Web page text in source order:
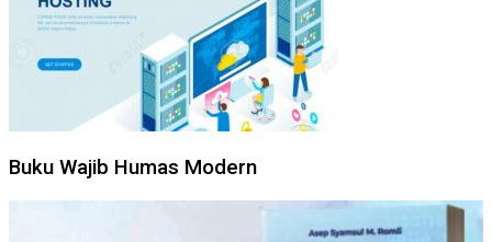
Buku Wajib Humas Modern